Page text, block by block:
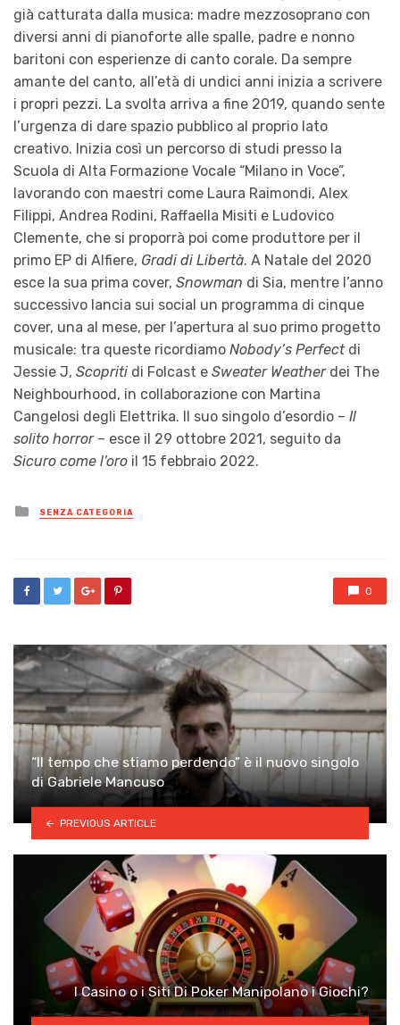
già catturata dalla musica: madre mezzosoprano con
diversi anni di pianoforte alle spalle, padre e nonno
baritoni con esperienze di canto corale. Da sempre
amante del canto, all’età di undici anni inizia a scrivere
i propri pezzi. La svolta arriva a fine 2019, quando sente
l’urgenza di dare spazio pubblico al proprio lato
creativo. Inizia così un percorso di studi presso la
Scuola di Alta Formazione Vocale “Milano in Voce”,
lavorando con maestri come Laura Raimondi, Alex
Filippi, Andrea Rodini, Raffaella Misiti e Ludovico
Clemente, che si proporrà poi come produttore per il
primo EP di Alfiere, Gradi di Libertà. A Natale del 2020
esce la sua prima cover, Snowman di Sia, mentre l’anno
successivo lancia sui social un programma di cinque
cover, una al mese, per l’apertura al suo primo progetto
musicale: tra queste ricordiamo Nobody’s Perfect di
Jessie J, Scopriti di Folcast e Sweater Weatherdei The
Neighbourhood, in collaborazione con Martina
Cangelosi degli Elettrika. Il suo singolo d’esordio – Il
solito horror– esce il 29 ottobre 2021, seguito da
Sicuro come l’oro il 15 febbraio 2022.
Posted
in
SENZA CATEGORIA
0
“Il tempo che stiamo perdendo” è il nuovo singolo
di Gabriele Mancuso
PREVIOUS ARTICLE
I Casino o i Siti Di Poker Manipolano i Giochi?